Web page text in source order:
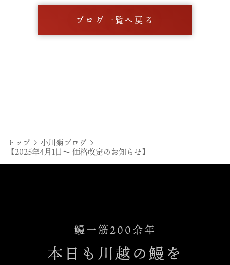
トップ
小川菊ブログ
【2025年4月1日〜 価格改定のお知らせ】
ブログ一覧へ戻る
鰻一筋200余年
本日も川越の鰻を